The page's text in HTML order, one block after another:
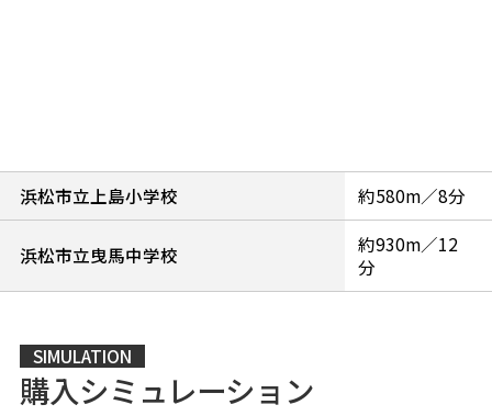
浜松市立上島小学校 約580m／8分
浜松市立曳馬中学校
約930m／12
分
SIMULATION
購入シミュレーション